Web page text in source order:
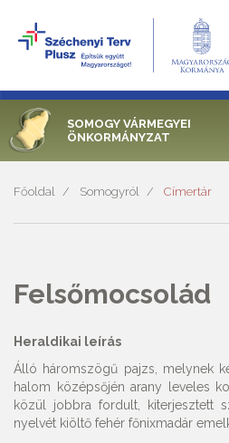
SOMOGY VÁRMEGYEI
ÖNKORMÁNYZAT
Főoldal Somogyról Címertár
Felsőmocsolád
Heraldikai leírás
Álló háromszögű pajzs, melynek
halom középsőjén arany leveles
közül jobbra fordult, kiterjesztett
nyelvét kiöltő fehér főnixmadár